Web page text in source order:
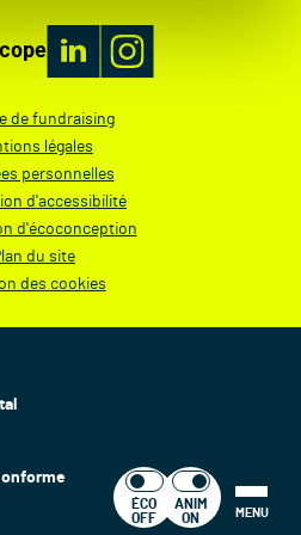
ÉCO
OFF
ANIM
ON
MENU
de fundraising
légales
personnelles
d'accessibilité
d'écoconception
du site
des cookies